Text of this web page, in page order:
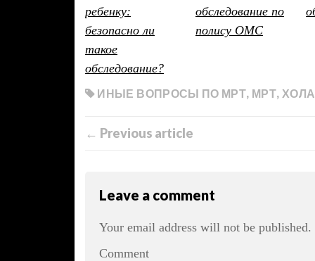
ребенку:
безопасно ли
такое
обследование?
обследование по
полису ОМС
ИНЫЕ ВОПРОСЫ ПО МРТ, МРТ,
← Previous article
Leave a comment
Your email address will not be published.
Comment